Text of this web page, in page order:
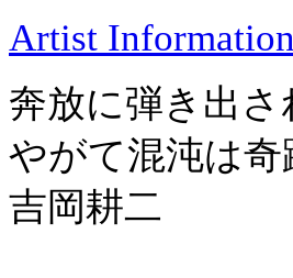
Artist Information
奔放に弾き出
やがて混沌は
吉岡耕二